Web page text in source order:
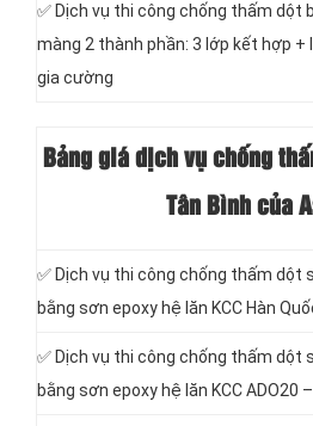
✅ Dịch vụ thi công chống thấm dột
màng 2 thành phần: 3 lớp kết hợp +
gia cường
Bảng giá dịch vụ chống
Tân Bình của
✅ Dịch vụ thi công chống thấm dột
bằng sơn epoxy hệ lăn KCC Hàn
✅ Dịch vụ thi công chống thấm dột
bằng sơn epoxy hệ lăn KCC ADO20